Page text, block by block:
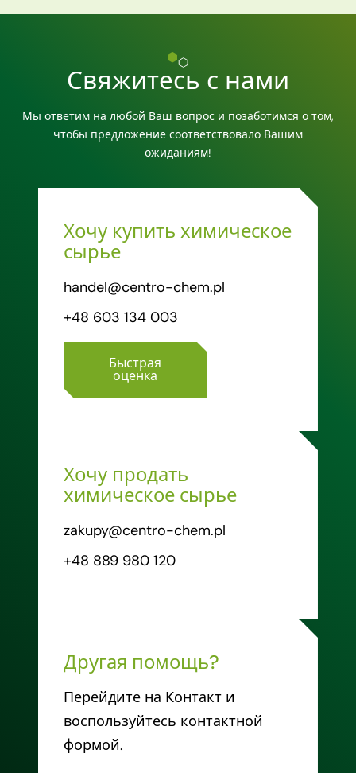
Свяжитесь с нами
Мы ответим на любой Ваш вопрос и позаботимся о том,
чтобы предложение соответствовало Вашим
ожиданиям!
Хочу купить химическое
сырье
handel@centro-chem.pl
+48 603 134 003
Быстрая
оценка
Хочу продать
химическое сырье
zakupy@centro-chem.pl
+48 889 980 120
Другая помощь?
Перейдите на Контакт и
воспользуйтесь контактной
формой.